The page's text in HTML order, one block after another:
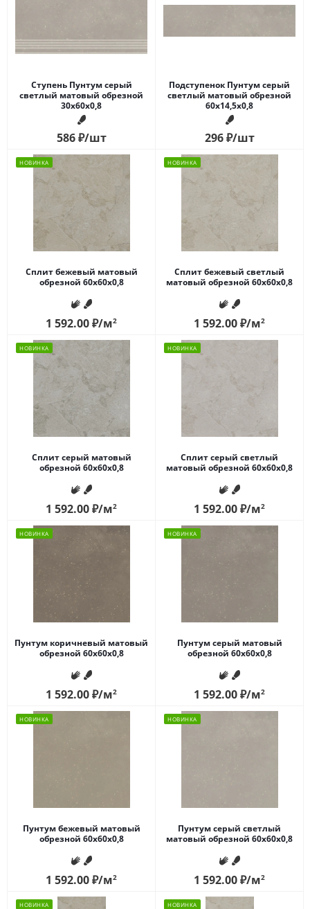
Ступень Пунтум серый
светлый матовый обрезной
30x60x0,8
586₽/шт
Подступенок Пунтум серый
светлый матовый обрезной
60x14,5x0,8
296₽/шт
НОВИНКА
Сплит бежевый матовый
обрезной 60x60x0,8
1 592.00₽/м2
НОВИНКА
Сплит бежевый светлый
матовый обрезной 60x60x0,8
1 592.00₽/м2
НОВИНКА
Сплит серый матовый
обрезной 60x60x0,8
1 592.00₽/м2
НОВИНКА
Сплит серый светлый
матовый обрезной 60x60x0,8
1 592.00₽/м2
НОВИНКА
Пунтум коричневый матовый
обрезной 60x60x0,8
1 592.00₽/м2
НОВИНКА
Пунтум серый матовый
обрезной 60x60x0,8
1 592.00₽/м2
НОВИНКА
Пунтум бежевый матовый
обрезной 60x60x0,8
1 592.00₽/м2
НОВИНКА
Пунтум серый светлый
матовый обрезной 60x60x0,8
1 592.00₽/м2
НОВИНКА НОВИНКА